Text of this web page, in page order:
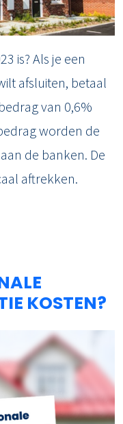
is? Als je een
afsluiten, betaal
van 0,6%
worden de
de banken. De
aftrekken.
KOSTEN?